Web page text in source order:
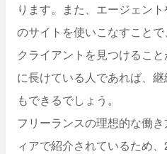
ります。また、エージェン
のサイトを使いこなすこと
クライアントを見つけるこ
に長けている人であれば、
もできるでしょう。
フリーランスの理想的な働
ィアで紹介されているため